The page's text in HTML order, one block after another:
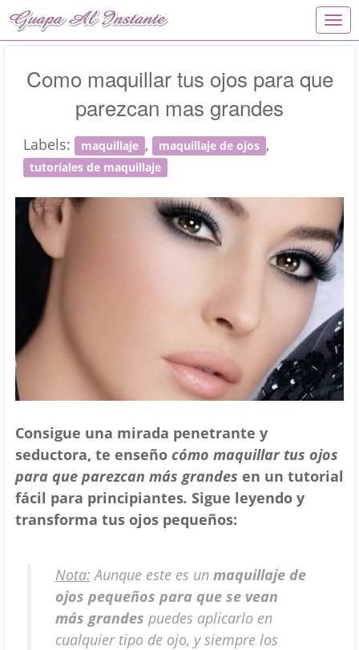
T
o
l
a
i
o
n
Como maquillar tus ojos para que
parezcan mas grandes
Labels: maquillaje , maquillaje de ojos ,
tutoriales de maquillaje
Consigue una mirada penetrante y
seductora, te enseño cómo maquillar tus ojos
para que parezcan más grandes en un tutorial
fácil para principiantes. Sigue leyendo y
transforma tus ojos pequeños:
Nota: Aunque este es un maquillaje de
ojos pequeños para que se vean
más grandes puedes aplicarlo en
cualquier tipo de ojo, y siempre los